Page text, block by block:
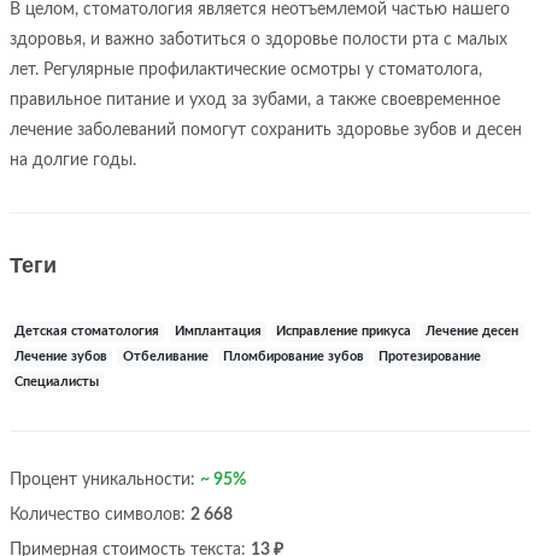
В целом, стоматология является неотъемлемой частью нашего
здоровья, и важно заботиться о здоровье полости рта с малых
лет. Регулярные профилактические осмотры у стоматолога,
правильное питание и уход за зубами, а также своевременное
лечение заболеваний помогут сохранить здоровье зубов и десен
на долгие годы.
Теги
Детская стоматология Имплантация Исправление прикуса Лечение десен
Лечение зубов Отбеливание Пломбирование зубов Протезирование
Специалисты
Процент уникальности: ~ 95%
Количество символов: 2 668
Примерная стоимость текста: 13 ₽